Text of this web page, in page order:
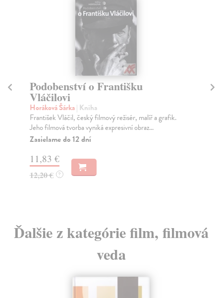
Podobenství o Františku
Vláčilovi
Horáková Šárka| Kniha
František Vláčil, český filmový režisér, malíř a grafik.
Jeho filmová tvorba vyniká expresivní obraz...
Zasielame do 12 dní
11,83 €
12,20 € ?
Ďalšie z kategórie film, filmová
veda